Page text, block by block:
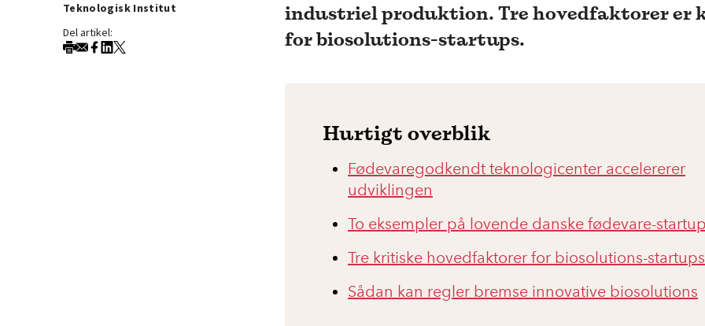
Teknologisk Institut
Del artikel:
industriel produktion. Tre hovedfaktorer er
for biosolutions-startups.
Hurtigt overblik
Fødevaregodkendt teknologicenter accelererer
udviklingen
To eksempler på lovende danske fødevare-
Tre kritiske hovedfaktorer for biosolutions-startups
Sådan kan regler bremse innovative biosolutions